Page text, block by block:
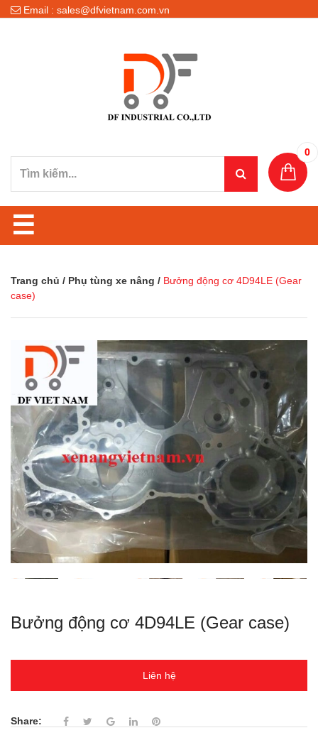
Email : sales@dfvietnam.com.vn
0
☰
Trang chủ / Phụ tùng xe nâng / Bưởng động cơ 4D94LE (Gear
case)
Bưởng động cơ 4D94LE (Gear case)
Liên hệ
Share: